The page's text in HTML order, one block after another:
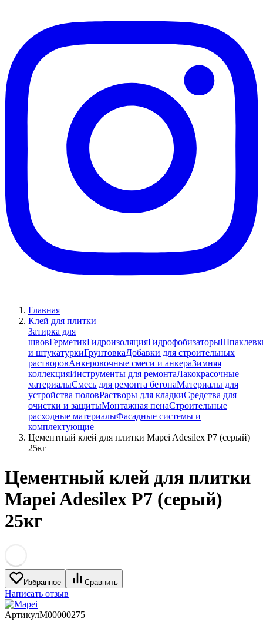
Главная
Клей для плитки
Затирка для
швовГерметикГидроизоляцияГидрофобизаторы
и штукатуркиГрунтовкаДобавки для строительных
растворовАнкеровочные смеси и анкераЗимняя
коллекцияИнструменты для ремонтаЛакокрасочные
материалыСмесь для ремонта бетонаМатериалы для
устройства половРастворы для кладкиСредства для
очистки и защитыМонтажная пенаСтроительные
расходные материалыФасадные системы и
комплектующие
Цементный клей для плитки Mapei Adesilex P7 (серый)
25кг
Цементный клей для плитки
Mapei Adesilex P7 (серый)
25кг
Избранное Сравнить
Написать отзыв
АртикулM00000275